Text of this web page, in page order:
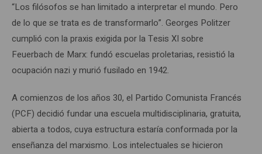
“Los filósofos se han limitado a interpretar el mundo. Pero
de lo que se trata es de transformarlo”. Georges Politzer
cumplió con la praxis exigida por la Tesis XI sobre
Feuerbach de Marx: fundó escuelas proletarias, resistió la
ocupación nazi y murió fusilado en 1942.
A comienzos de los años 30, el Partido Comunista Francés
(PCF) decidió fundar una escuela multidisciplinaria, gratuita,
abierta a todos, cuya estructura estaría conformada por la
enseñanza del marxismo. Los intelectuales se hicieron